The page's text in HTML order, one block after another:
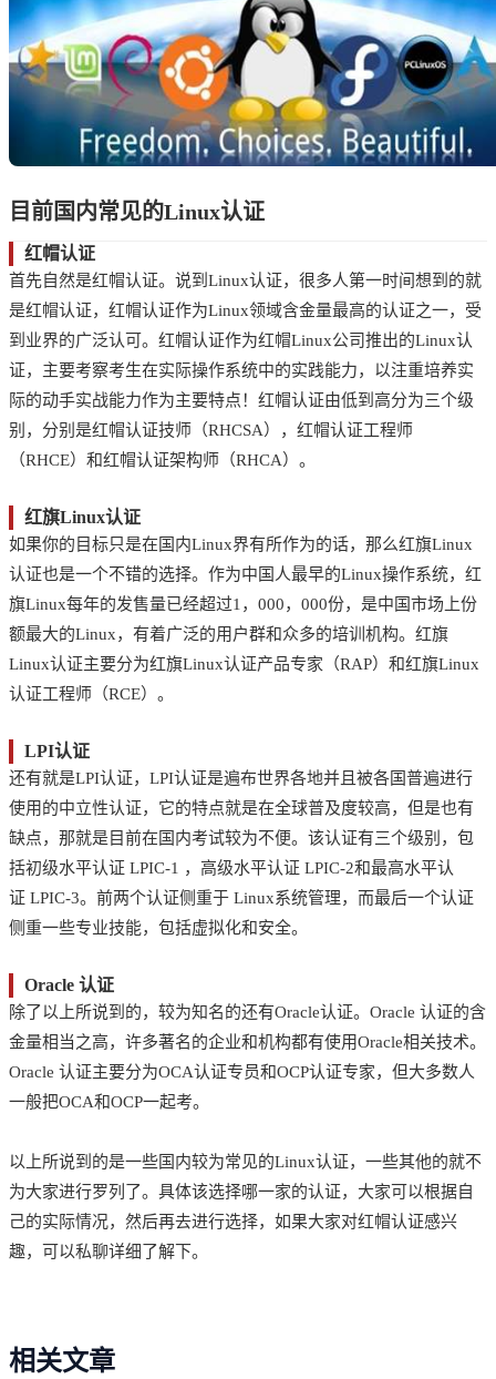
目前国内常见的Linux认证
红帽认证
首先自然是红帽认证。说到Linux认证，很多人第一时间想到的就
是红帽认证，红帽认证作为Linux领域含金量最高的认证之一，受
到业界的广泛认可。红帽认证作为红帽Linux公司推出的Linux认
证，主要考察考生在实际操作系统中的实践能力，以注重培养实
际的动手实战能力作为主要特点！红帽认证由低到高分为三个级
别，分别是红帽认证技师（RHCSA），红帽认证工程师
（RHCE）和红帽认证架构师（RHCA）。
红旗Linux认证
如果你的目标只是在国内Linux界有所作为的话，那么红旗Linux
认证也是一个不错的选择。作为中国人最早的Linux操作系统，红
旗Linux每年的发售量已经超过1，000，000份，是中国市场上份
额最大的Linux，有着广泛的用户群和众多的培训机构。红旗
Linux认证主要分为红旗Linux认证产品专家（RAP）和红旗Linux
认证工程师（RCE）。
LPI认证
还有就是LPI认证，LPI认证是遍布世界各地并且被各国普遍进行
使用的中立性认证，它的特点就是在全球普及度较高，但是也有
缺点，那就是目前在国内考试较为不便。该认证有三个级别，包
括初级水平认证 LPIC-1 ，高级水平认证 LPIC-2和最高水平认
证 LPIC-3。前两个认证侧重于 Linux系统管理，而最后一个认证
侧重一些专业技能，包括虚拟化和安全。
Oracle 认证
除了以上所说到的，较为知名的还有Oracle认证。Oracle 认证的含
金量相当之高，许多著名的企业和机构都有使用Oracle相关技术。
Oracle 认证主要分为OCA认证专员和OCP认证专家，但大多数人
一般把OCA和OCP一起考。
以上所说到的是一些国内较为常见的Linux认证，一些其他的就不
为大家进行罗列了。具体该选择哪一家的认证，大家可以根据自
己的实际情况，然后再去进行选择，如果大家对红帽认证感兴
趣，可以私聊详细了解下。
相关文章